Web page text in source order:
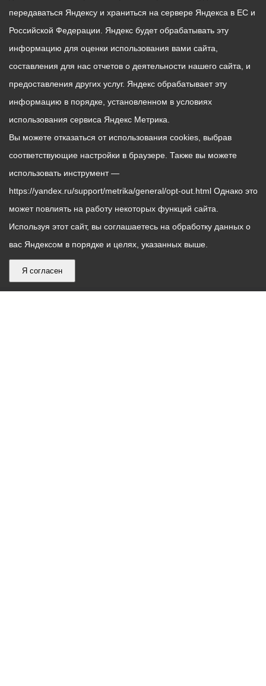
передаваться Яндексу и храниться на сервере Яндекса в ЕС и
Российской Федерации. Яндекс будет обрабатывать эту
информацию для оценки использования вами сайта,
составления для нас отчетов о деятельности нашего сайта, и
предоставления других услуг. Яндекс обрабатывает эту
информацию в порядке, установленном в условиях
использования сервиса Яндекс Метрика.
Вы можете отказаться от использования cookies, выбрав
соответствующие настройки в браузере. Также вы можете
использовать инструмент —
https://yandex.ru/support/metrika/general/opt-out.html Однако это
может повлиять на работу некоторых функций сайта.
Используя этот сайт, вы соглашаетесь на обработку данных о
вас Яндексом в порядке и целях, указанных выше.
Я согласен